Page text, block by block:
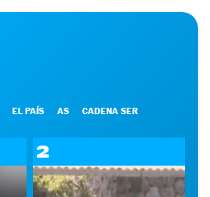
EL PAÍS AS CADENA SER
2